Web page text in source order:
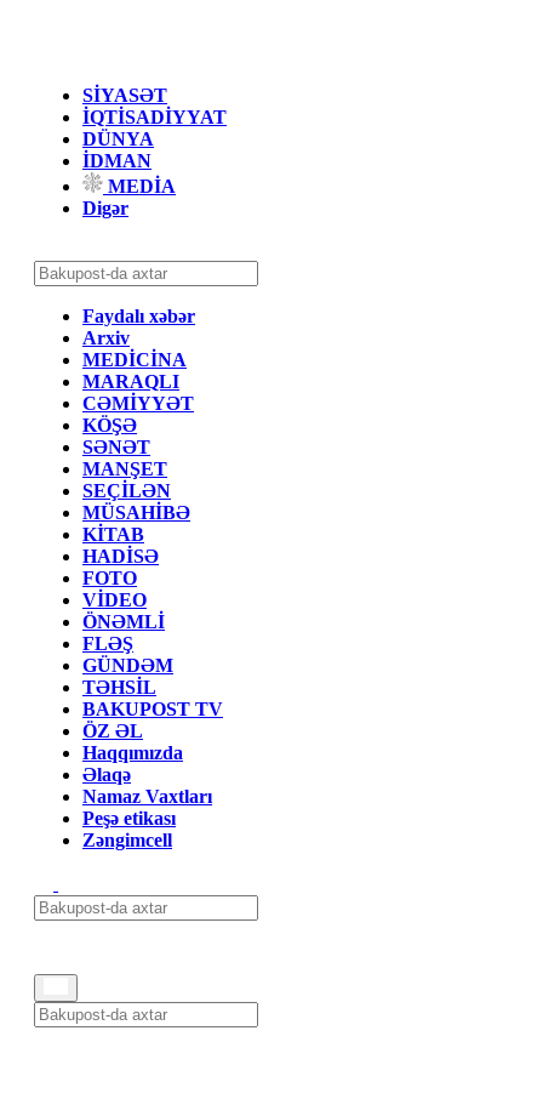
SİYASƏT
İQTİSADİYYAT
DÜNYA
İDMAN
MEDİA
Digər
Faydalı xəbər
Arxiv
MEDİCİNA
MARAQLI
CƏMİYYƏT
KÖŞƏ
SƏNƏT
MANŞET
SEÇİLƏN
MÜSAHİBƏ
KİTAB
HADİSƏ
FOTO
VİDEO
ÖNƏMLİ
FLƏŞ
GÜNDƏM
TƏHSİL
BAKUPOST TV
ÖZ ƏL
Haqqımızda
Əlaqə
Namaz Vaxtları
Peşə etikası
Zəngimcell